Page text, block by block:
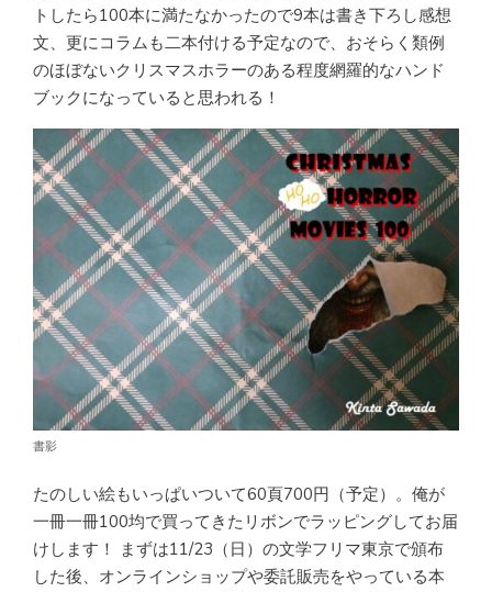
トしたら100本に満たなかったので9本は書き下ろし感想
文、更にコラムも二本付ける予定なので、おそらく類例
のほぼないクリスマスホラーのある程度網羅的なハンド
ブックになっていると思われる！
書影
たのしい絵もいっぱいついて60頁700円（予定）。俺が
一冊一冊100均で買ってきたリボンでラッピングしてお届
けします！ まずは11/23（日）の文学フリマ東京で頒布
した後、オンラインショップや委託販売をやっている本